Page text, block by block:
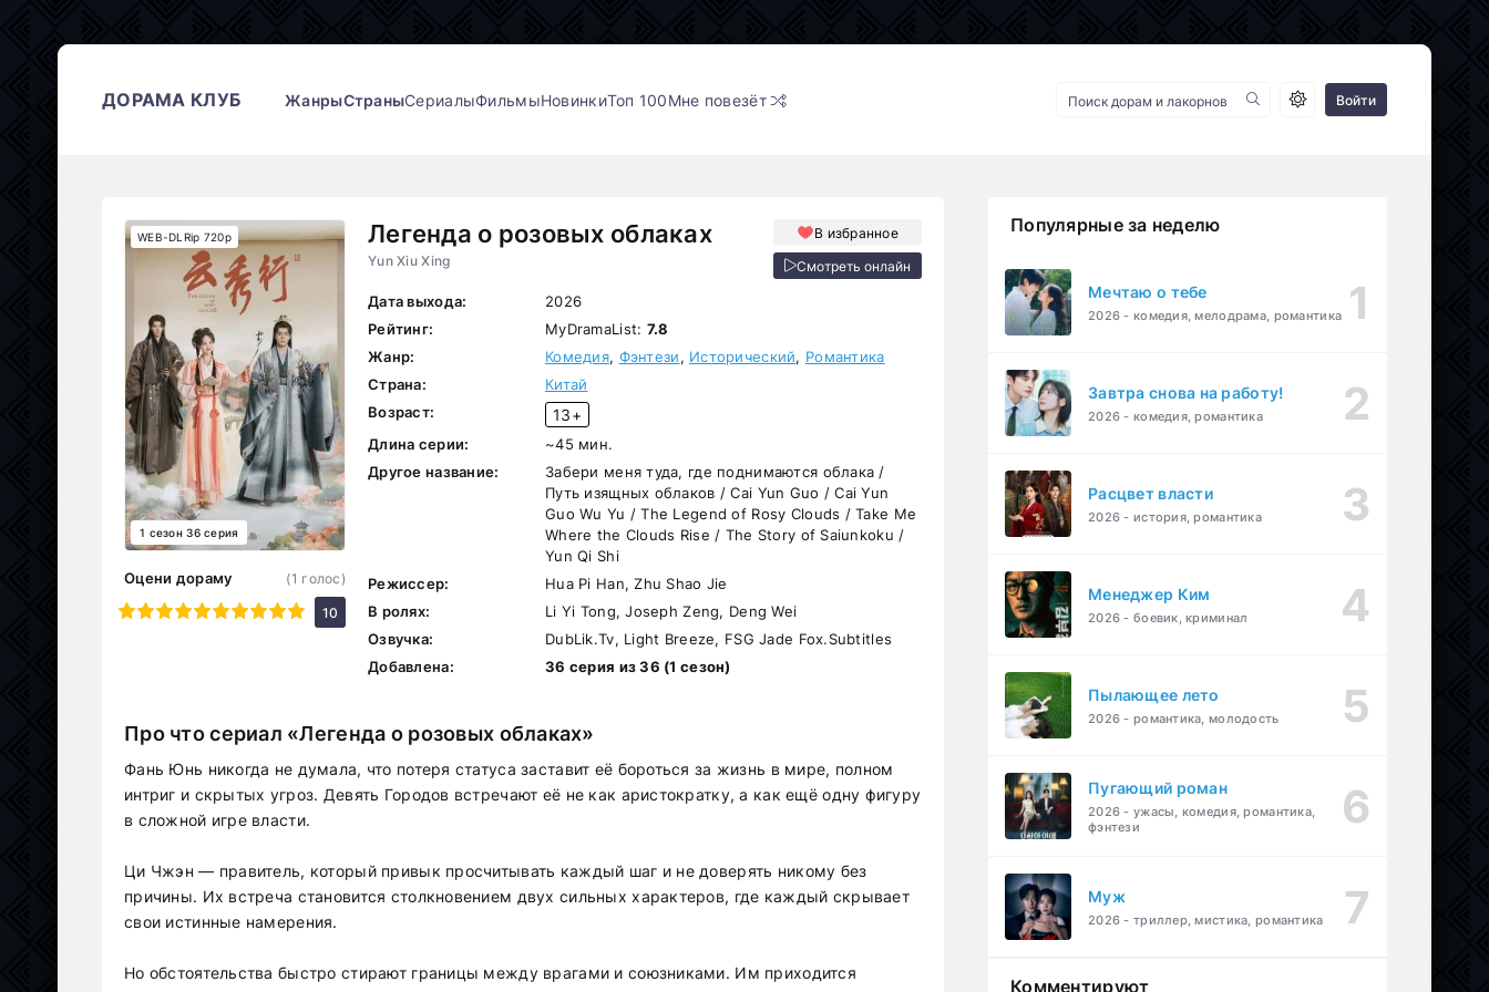
ДОРАМА КЛУБ ЖанрыСтраныСериалыФильмыНовинкиТоп 100Мне повезёт Войти
Легенда о розовых облаках
Yun Xiu Xing
В избранное
Смотреть онлайн
WEB-DLRip 720p
1 сезон 36 серия
Оцени дораму
7 8 9 10
(1 голос)
10
Дата выхода:
2026
Рейтинг:
MyDramaList: 7.8
Жанр:
Комедия, Фэнтези, Исторический, Романтика
Страна:
Китай
Возраст:
13+
Длина серии:
~45 мин.
Другое название:
Забери меня туда, где поднимаются облака /
Путь изящных облаков / Cai Yun Guo / Cai Yun
Guo Wu Yu / The Legend of Rosy Clouds / Take Me
Where the Clouds Rise / The Story of Saiunkoku /
Yun Qi Shi
Режиссер:
Hua Pi Han, Zhu Shao Jie
В ролях:
Li Yi Tong, Joseph Zeng, Deng Wei
Озвучка:
DubLik.Tv, Light Breeze, FSG Jade Fox.Subtitles
Добавлена:
36 серия из 36 (1 сезон)
Про что сериал «Легенда о розовых облаках»
Фань Юнь никогда не думала, что потеря статуса заставит её бороться за жизнь в мире, полном
интриг и скрытых угроз. Девять Городов встречают её не как аристократку, а как ещё одну фигуру
в сложной игре власти.
Ци Чжэн — правитель, который привык просчитывать каждый шаг и не доверять никому без
причины. Их встреча становится столкновением двух сильных характеров, где каждый скрывает
свои истинные намерения.
Но обстоятельства быстро стирают границы между врагами и союзниками. Им приходится
Популярные за неделю
Мечтаю о тебе
2026 - комедия, мелодрама, романтика
Завтра снова на работу!
2026 - комедия, романтика
Расцвет власти
2026 - история, романтика
Менеджер Ким
2026 - боевик, криминал
Пылающее лето
2026 - романтика, молодость
Пугающий роман
2026 - ужасы, комедия, романтика,
фэнтези
Муж
2026 - триллер, мистика, романтика
Комментируют